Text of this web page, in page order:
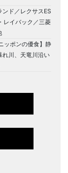
ンド／レクサスES
レイバック／三菱
ッポンの優食】静
れ川、天竜川沿い